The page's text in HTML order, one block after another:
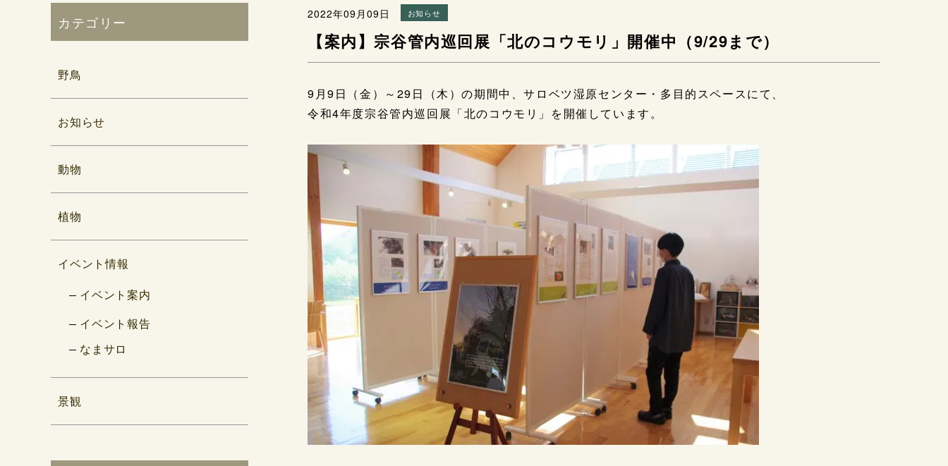
2022年09月09日 お知らせ
【案内】宗谷管内巡回展「北のコウモリ」開催中（9/29まで）
9月9日（金）～29日（木）の期間中、サロベツ湿原センター・多目的スペースにて、
令和4年度宗谷管内巡回展「北のコウモリ」を開催しています。
カテゴリー
野鳥
お知らせ
動物
植物
イベント情報
イベント案内
イベント報告
なまサロ
景観